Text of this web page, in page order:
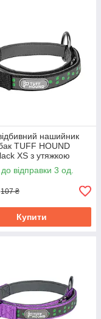
нашийник
TUFF HOUND
XS з утяжкою
відправки 3 од.
107 ₴
Купити